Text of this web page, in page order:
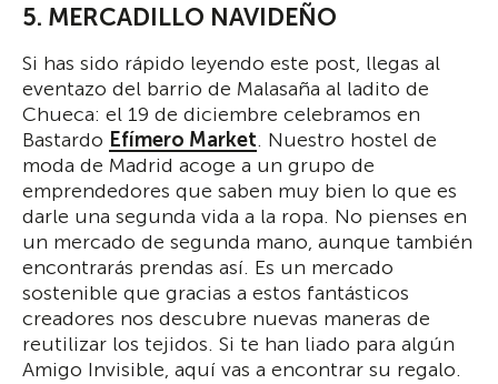
5. MERCADILLO NAVIDEÑO
Si has sido rápido leyendo este post, llegas al
eventazo del barrio de Malasaña al ladito de
Chueca: el 19 de diciembre celebramos en
Bastardo Efímero Market. Nuestro hostel de
moda de Madrid acoge a un grupo de
emprendedores que saben muy bien lo que es
darle una segunda vida a la ropa. No pienses en
un mercado de segunda mano, aunque también
encontrarás prendas así. Es un mercado
sostenible que gracias a estos fantásticos
creadores nos descubre nuevas maneras de
reutilizar los tejidos. Si te han liado para algún
Amigo Invisible, aquí vas a encontrar su regalo.